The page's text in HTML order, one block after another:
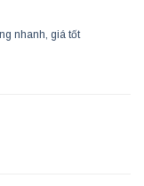
nhanh, giá tốt